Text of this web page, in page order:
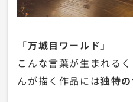
「万城目ワールド 」
こんな言葉が生まれる
んが描く作品には独特